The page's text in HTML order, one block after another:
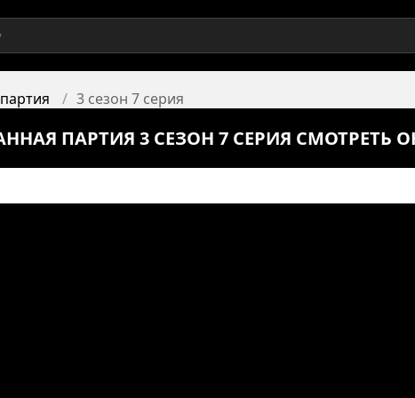
3 сезон 7 серия
ПАРТИЯ 3 СЕЗОН 7 СЕРИЯ СМОТРЕТЬ